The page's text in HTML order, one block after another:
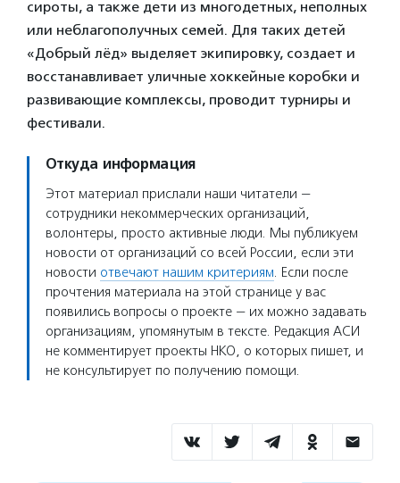
сироты, а также дети из многодетных, неполных
или неблагополучных семей. Для таких детей
«Добрый лёд» выделяет экипировку, создает и
восстанавливает уличные хоккейные коробки и
развивающие комплексы, проводит турниры и
фестивали.
Откуда информация
Этот материал прислали наши читатели —
сотрудники некоммерческих организаций,
волонтеры, просто активные люди. Мы публикуем
новости от организаций со всей России, если эти
новости отвечают нашим критериям. Если после
прочтения материала на этой странице у вас
появились вопросы о проекте — их можно задавать
организациям, упомянутым в тексте. Редакция АСИ
не комментирует проекты НКО, о которых пишет, и
не консультирует по получению помощи.